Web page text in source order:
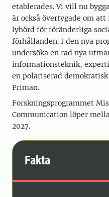
etablerades. Vi vill nu
är också övertygade om
lyhörd för föränderliga
förhållanden. I den nya
undersöka en rad nya
informationsteknik,
en polariserad
Friman.
Forskningsprogrammet
Communication löper
2027.
Fakta